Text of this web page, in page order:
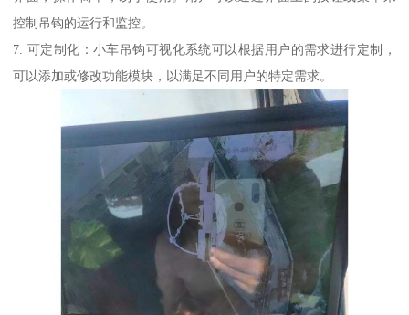
控制吊钩的运行和监控。
7. 可定制化：小车吊钩可视化系统可以根据用户的需求进行定制，
可以添加或修改功能模块，以满足不同用户的特定需求。